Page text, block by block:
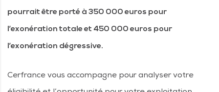
pourrait être porté à 350 000 euros pour
l’exonération totale et 450 000 euros pour
l’exonération dégressive.
Cerfrance vous accompagne pour analyser votre